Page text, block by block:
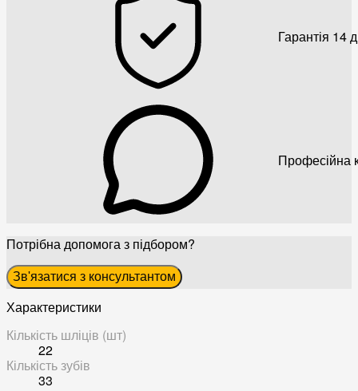
Гарантія 14
Професійна
Потрібна допомога з підбором?
Зв'язатися з консультантом
Характеристики
Кількість шліців (шт)
22
Кількість зубів
33